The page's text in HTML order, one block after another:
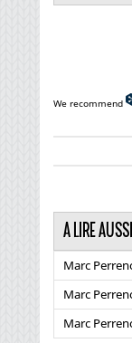
We recommend
A LIRE
Marc
Marc
Marc